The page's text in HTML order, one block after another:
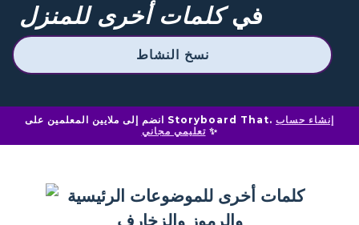
فيكلمات أخرى للمنزل
نسخ النشاط
انضم إلى ملايين المعلمين على Storyboard That. إنشاء حساب
تعليمي مجاني✨